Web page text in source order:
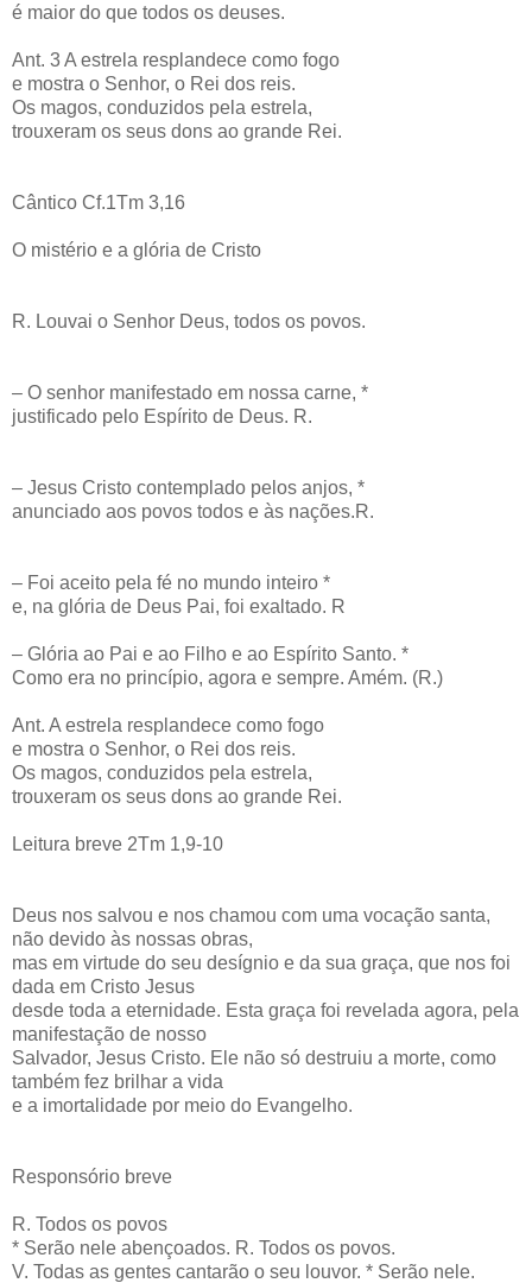
é maior do que todos os deuses.
Ant. 3 A estrela resplandece como fogo
e mostra o Senhor, o Rei dos reis.
Os magos, conduzidos pela estrela,
trouxeram os seus dons ao grande Rei.
Cântico Cf.1Tm 3,16
O mistério e a glória de Cristo
R. Louvai o Senhor Deus, todos os povos.
– O senhor manifestado em nossa carne, *
justificado pelo Espírito de Deus. R.
– Jesus Cristo contemplado pelos anjos, *
anunciado aos povos todos e às nações.R.
– Foi aceito pela fé no mundo inteiro *
e, na glória de Deus Pai, foi exaltado. R
– Glória ao Pai e ao Filho e ao Espírito Santo. *
Como era no princípio, agora e sempre. Amém. (R.)
Ant. A estrela resplandece como fogo
e mostra o Senhor, o Rei dos reis.
Os magos, conduzidos pela estrela,
trouxeram os seus dons ao grande Rei.
Leitura breve 2Tm 1,9-10
Deus nos salvou e nos chamou com uma vocação santa,
não devido às nossas obras,
mas em virtude do seu desígnio e da sua graça, que nos foi
dada em Cristo Jesus
desde toda a eternidade. Esta graça foi revelada agora, pela
manifestação de nosso
Salvador, Jesus Cristo. Ele não só destruiu a morte, como
também fez brilhar a vida
e a imortalidade por meio do Evangelho.
Responsório breve
R. Todos os povos
* Serão nele abençoados. R. Todos os povos.
V. Todas as gentes cantarão o seu louvor. * Serão nele.